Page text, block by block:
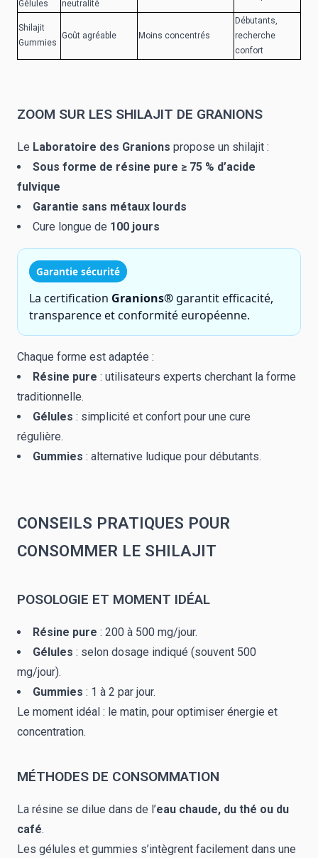
Gélules neutralité
Shilajit
Gummies
Goût agréable Moins concentrés
Débutants,
recherche
confort
ZOOM SUR LES SHILAJIT DE GRANIONS
Le Laboratoire des Granions propose un shilajit :
Sous forme de résine pure ≥ 75 % d’acide
fulvique
Garantie sans métaux lourds
Cure longue de 100 jours
Garantie sécurité
La certification Granions® garantit efficacité,
transparence et conformité européenne.
Chaque forme est adaptée :
Résine pure : utilisateurs experts cherchant la forme
traditionnelle.
Gélules : simplicité et confort pour une cure
régulière.
Gummies : alternative ludique pour débutants.
CONSEILS PRATIQUES POUR
CONSOMMER LE SHILAJIT
POSOLOGIE ET MOMENT IDÉAL
Résine pure : 200 à 500 mg/jour.
Gélules : selon dosage indiqué (souvent 500
mg/jour).
Gummies : 1 à 2 par jour.
Le moment idéal : le matin, pour optimiser énergie et
concentration.
MÉTHODES DE CONSOMMATION
La résine se dilue dans de l’eau chaude, du thé ou du
café.
Les gélules et gummies s’intègrent facilement dans une